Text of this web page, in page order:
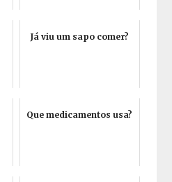
Já viu um sapo comer?
Que medicamentos usa?